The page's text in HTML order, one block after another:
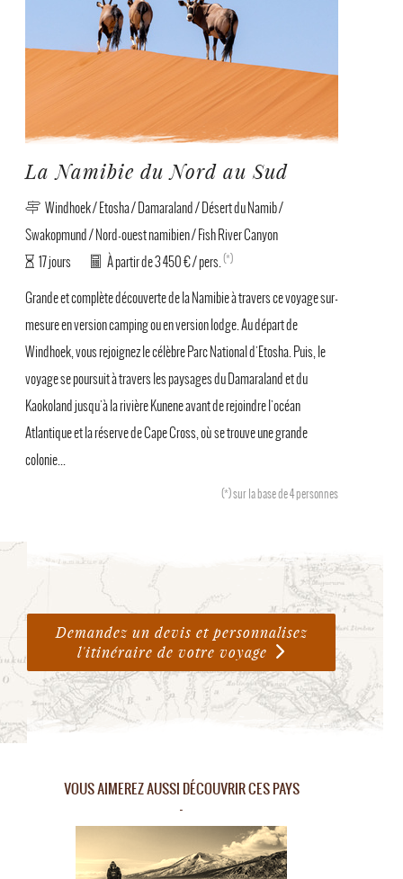
La Namibie du Nord au Sud
Windhoek / Etosha / Damaraland / Désert du Namib /
Swakopmund / Nord-ouest namibien / Fish River Canyon
17 jours
À partir de 3 450 € / pers.(*)
Grande et complète découverte de la Namibie à travers ce voyage sur-
mesure en version camping ou en version lodge. Au départ de
Windhoek, vous rejoignez le célèbre Parc National d'Etosha. Puis, le
voyage se poursuit à travers les paysages du Damaraland et du
Kaokoland jusqu'à la rivière Kunene avant de rejoindre l'océan
Atlantique et la réserve de Cape Cross, où se trouve une grande
colonie...
(*)sur la base de 4 personnes
Demandez un devis et personnalisez
l'itinéraire de votre voyage
VOUS AIMEREZ AUSSI DÉCOUVRIR CES PAYS